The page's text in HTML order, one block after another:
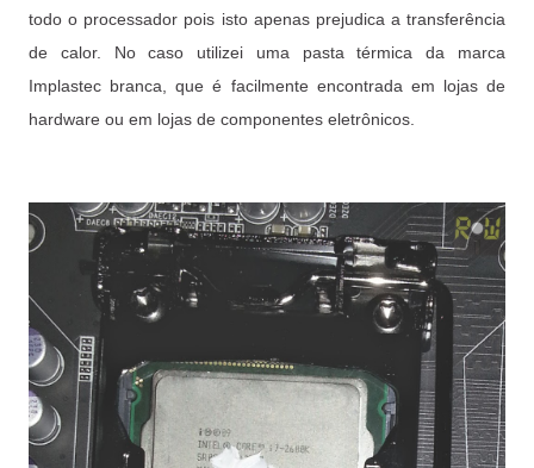
todo o processador pois isto apenas prejudica a transferência
de calor. No caso utilizei uma pasta térmica da marca
Implastec branca, que é facilmente encontrada em lojas de
hardware ou em lojas de componentes eletrônicos.